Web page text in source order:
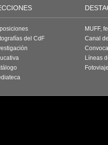
del CdF
MUFF,
Canal
Líneas